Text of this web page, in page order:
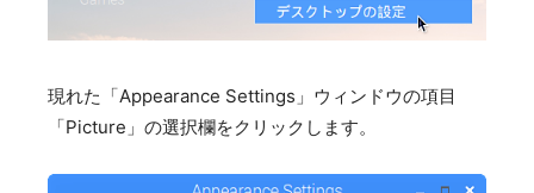
現れた「Appearance Settings」ウィンドウの項目
「Picture」の選択欄をクリックします。